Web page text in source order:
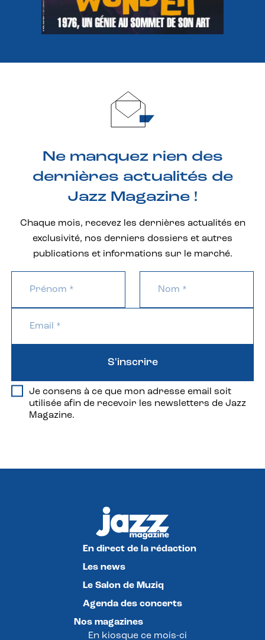
Ne manquez rien des
dernières actualités de
Jazz Magazine !
Chaque mois, recevez les dernières actualités en
exclusivité, nos derniers dossiers et autres
publications et informations sur le marché.
Je consens à ce que mon adresse email soit
utilisée afin de recevoir les newsletters de Jazz
Magazine.
S'inscrire
En direct de la rédaction
Les news
Le Salon de Muziq
Agenda des concerts
Nos magazines
En kiosque ce mois-ci